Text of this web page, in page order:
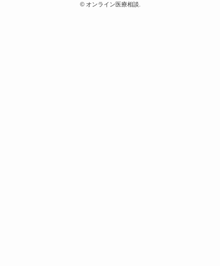
©オンライン医療相談.